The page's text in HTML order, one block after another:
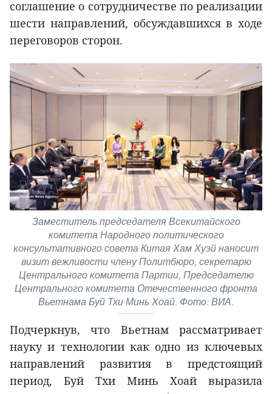
соглашение о сотрудничестве по реализации
шести направлений, обсуждавшихся в ходе
переговоров сторон.
Заместитель председателя Всекитайского
комитета Народного политического
консультативного совета Китая Хам Хуэй наносит
визит вежливости члену Политбюро, секретарю
Центрального комитета Партии, Председателю
Центрального комитета Отечественного фронта
Вьетнама Буй Тхи Минь Хоай. Фото: ВИА.
Подчеркнув, что Вьетнам рассматривает
науку и технологии как одно из ключевых
направлений развития в предстоящий
период, Буй Тхи Минь Хоай выразила